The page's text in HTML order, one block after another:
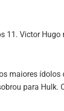
11. Victor
maiores ídolos
para Hulk.